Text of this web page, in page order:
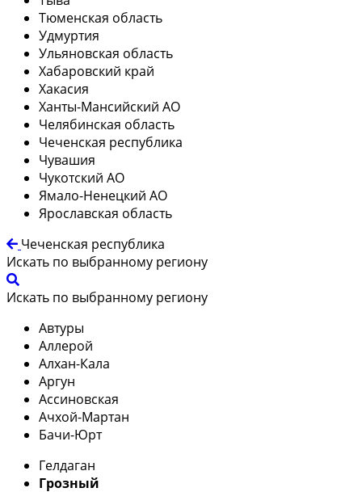
Тюменская область
Удмуртия
Ульяновская область
Хабаровский край
Хакасия
Ханты-Мансийский АО
Челябинская область
Чеченская республика
Чувашия
Чукотский АО
Ямало-Ненецкий АО
Ярославская область
Чеченская республика
Искать по выбранному региону
Искать по выбранному региону
Автуры
Аллерой
Алхан-Кала
Аргун
Ассиновская
Ачхой-Мартан
Бачи-Юрт
Гелдаган
Грозный